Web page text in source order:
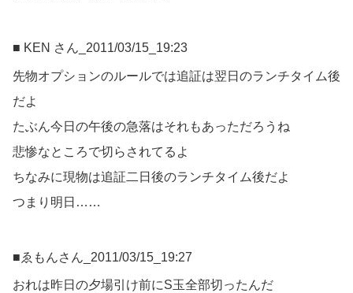
■ KEN さん_2011/03/15_19:23
先物オプションのルールでは追証は翌日のランチタイム後
だよ
たぶん今日の午後の急落はそれもあっただろうね
悲惨なところで切らされてるよ
ちなみに現物は追証二日後のランチタイム後だよ
つまり明日……
■ゑもんさん_2011/03/15_19:27
おれは昨日の夕場引け前にS玉全部切ったんだ